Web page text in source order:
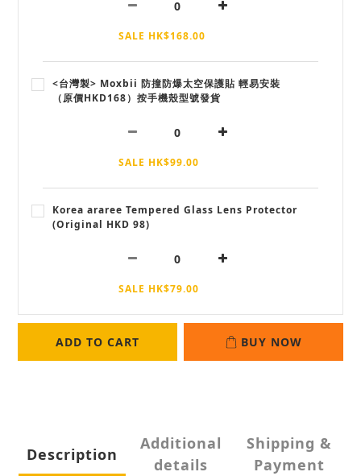
SALE HK$168.00
<台灣製> Moxbii 防撞防爆太空保護貼 輕易安裝
（原價HKD168）按手機殼型號發貨
SALE HK$99.00
Korea araree Tempered Glass Lens Protector
(Original HKD 98)
SALE HK$79.00
ADD TO CART BUY NOW
Description
Additional
details
Shipping &
Payment